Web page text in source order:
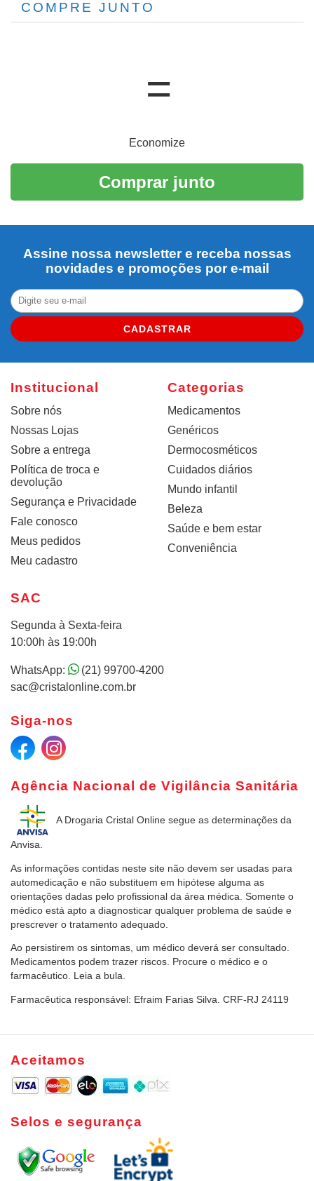
COMPRE JUNTO
Economize
Comprar junto
Assine nossa newsletter e receba nossas
novidades e promoções por e-mail
CADASTRAR
Institucional
Sobre nós
Nossas Lojas
Sobre a entrega
Política de troca e
devolução
Segurança e Privacidade
Fale conosco
Meus pedidos
Meu cadastro
Categorias
Medicamentos
Genéricos
Dermocosméticos
Cuidados diários
Mundo infantil
Beleza
Saúde e bem estar
Conveniência
Agência Nacional de Vigilância Sanitária
A Drogaria Cristal Online segue as determinações da
Anvisa.
As informações contidas neste site não devem ser usadas para
automedicação e não substituem em hipótese alguma as
orientações dadas pelo profissional da área médica. Somente o
médico está apto a diagnosticar qualquer problema de saúde e
prescrever o tratamento adequado.
Ao persistirem os sintomas, um médico deverá ser consultado.
Medicamentos podem trazer riscos. Procure o médico e o
farmacêutico. Leia a bula.
Farmacêutica responsável: Efraim Farias Silva. CRF-RJ 24119
SAC
Segunda à Sexta-feira
10:00h às 19:00h
WhatsApp:
(21) 99700-4200
sac@cristalonline.com.br
Siga-nos
Aceitamos
Selos e segurança